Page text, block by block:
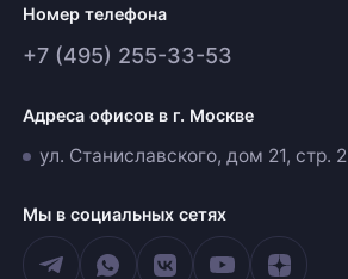
Номер телефона
+7 (495) 255-33-53
Адреса офисов в г. Москве
ул. Станиславского, дом 21, стр. 2
Мы в социальных сетях